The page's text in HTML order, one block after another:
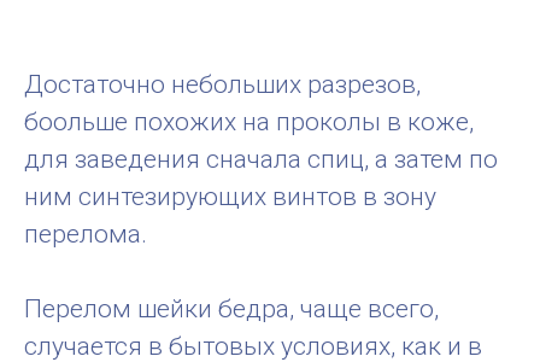
Достаточно небольших разрезов,
боольше похожих на проколы в коже,
для заведения сначала спиц, а затем по
ним синтезирующих винтов в зону
перелома.
Перелом шейки бедра, чаще всего,
случается в бытовых условиях, как и в